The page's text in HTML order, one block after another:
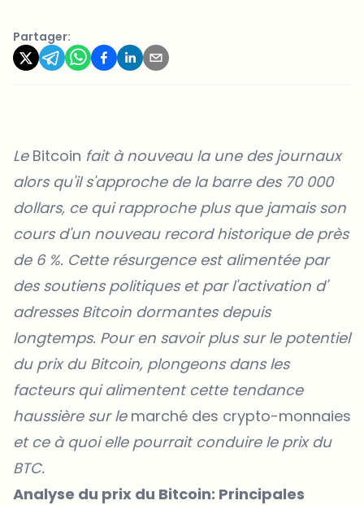
Partager:
Le Bitcoin fait à nouveau la une des journaux
alors qu'il s'approche de la barre des 70 000
dollars, ce qui rapproche plus que jamais son
cours d'un nouveau record historique de près
de 6 %. Cette résurgence est alimentée par
des soutiens politiques et par l'activation d'
adressesBitcoin dormantes depuis
longtemps. Pour en savoir plus sur le potentiel
du prix du Bitcoin, plongeons dans les
facteurs qui alimentent cette tendance
haussière sur le marché des crypto-monnaies
et ce à quoi elle pourrait conduire le prix du
BTC.
Analyse du prix du Bitcoin: Principales